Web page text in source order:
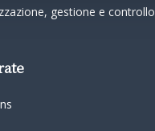
gestione e controllo